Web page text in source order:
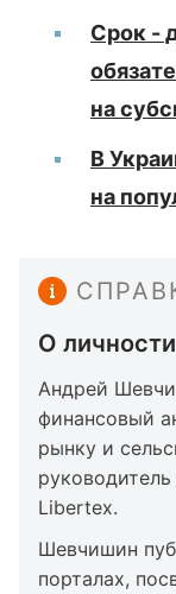
Срок -
на
В
на
О
Андрей
финансовый
рынку и
Libertex.
Шевчишин
порталах,